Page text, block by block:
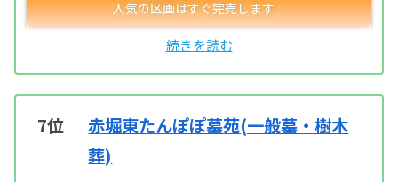
7位
赤堀東たんぽぽ墓苑(一般墓・樹木
葬)